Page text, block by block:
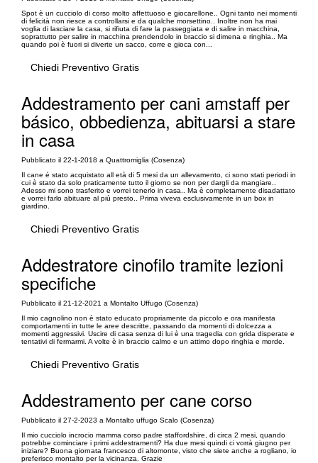
Spot è un cucciolo di corso molto affettuoso e giocarellone.. Ogni tanto nei momenti
di felicità non riesce a controllarsi e da qualche morsettino.. Inoltre non ha mai
voglia di lasciare la casa, si rifiuta di fare la passeggiata e di salire in macchina,
soprattutto per salire in macchina prendendolo in braccio si dimena e ringhia.. Ma
quando poi è fuori si diverte un sacco, corre e gioca con...
Chiedi Preventivo Gratis
Addestramento per cani amstaff per
básico, obbedienza, abituarsi a stare
in casa
Pubblicato il 22-1-2018 a Quattromiglia (Cosenza)
Il cane é stato acquistato all età di 5 mesi da un allevamento, ci sono stati periodi in
cui è stato da solo praticamente tutto il giorno se non per dargli da mangiare..
Adesso mi sono trasferito e vorrei tenerlo in casa.. Ma è completamente disadattato
e vorrei farlo abituare al più presto.. Prima viveva esclusivamente in un box in
giardino.
Chiedi Preventivo Gratis
Addestratore cinofilo tramite lezioni
specifiche
Pubblicato il 21-12-2021 a Montalto Uffugo (Cosenza)
Il mio cagnolino non è stato educato propriamente da piccolo e ora manifesta
comportamenti in tutte le aree descritte, passando da momenti di dolcezza a
momenti aggressivi. Uscire di casa senza di lui è una tragedia con grida disperate e
tentativi di fermarmi. A volte è in braccio calmo e un attimo dopo ringhia e morde.
Chiedi Preventivo Gratis
Addestramento per cane corso
Pubblicato il 27-2-2023 a Montalto uffugo Scalo (Cosenza)
Il mio cucciolo incrocio mamma corso padre staffordshire, di circa 2 mesi, quando
potrebbe cominciare i primi addestramenti? Ha due mesi quindi ci vorrà giugno per
iniziare? Buona giornata francesco di altomonte, visto che siete anche a rogliano, io
preferisco montalto per la vicinanza. Grazie